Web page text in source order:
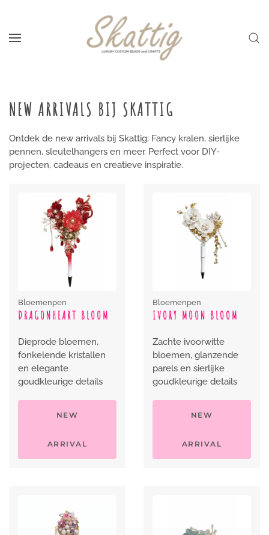
Skip to main content
NEW ARRIVALS BIJ SKATTIG
Ontdek de new arrivals bij Skattig: Fancy kralen, sierlijke
pennen, sleutelhangers en meer. Perfect voor DIY-
projecten, cadeaus en creatieve inspiratie.
Bloemenpen
DRAGONHEART BLOOM
Dieprode bloemen,
fonkelende kristallen
en elegante
goudkleurige details
NEW
ARRIVAL
Bloemenpen
IVORY MOON BLOOM
Zachte ivoorwitte
bloemen, glanzende
parels en sierlijke
goudkleurige details
NEW
ARRIVAL